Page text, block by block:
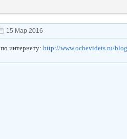
15 Мар 2016
интернету: http://www.ochevidets.ru/